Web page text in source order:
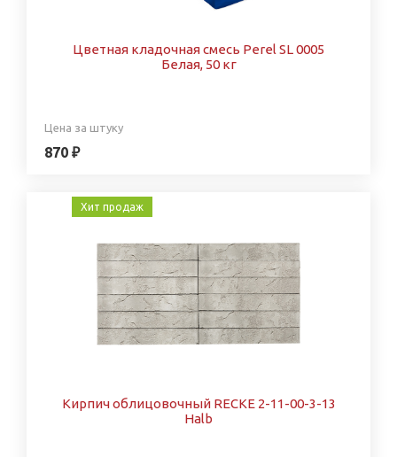
Цветная кладочная смесь Perel SL 0005
Белая, 50 кг
Цена за штуку
870 ₽
Хит продаж
Кирпич облицовочный RECKE 2-11-00-3-13
Halb